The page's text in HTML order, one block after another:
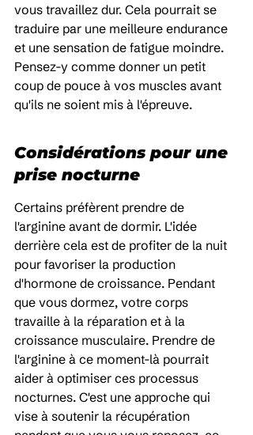
vous travaillez dur. Cela pourrait se
traduire par une meilleure endurance
et une sensation de fatigue moindre.
Pensez-y comme donner un petit
coup de pouce à vos muscles avant
qu'ils ne soient mis à l'épreuve.
Considérations pour une
prise nocturne
Certains préfèrent prendre de
l'arginine avant de dormir. L'idée
derrière cela est de profiter de la nuit
pour favoriser la production
d'hormone de croissance. Pendant
que vous dormez, votre corps
travaille à la réparation et à la
croissance musculaire. Prendre de
l'arginine à ce moment-là pourrait
aider à optimiser ces processus
nocturnes. C'est une approche qui
vise à soutenir la récupération